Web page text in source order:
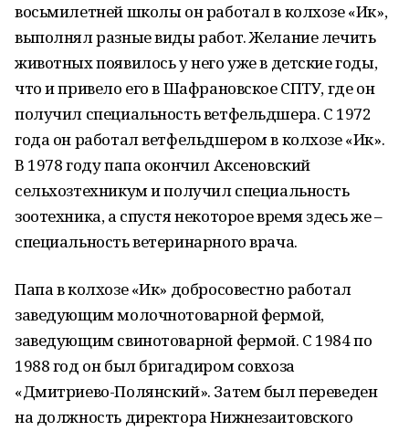
восьмилетней школы он работал в колхозе «Ик»,
выполнял разные виды работ. Желание лечить
животных появилось у него уже в детские годы,
что и привело его в Шафрановское СПТУ, где он
получил специальность ветфельдшера. С 1972
года он работал ветфельдшером в колхозе «Ик».
В 1978 году папа окончил Аксеновский
сельхозтехникум и получил специальность
зоотехника, а спустя некоторое время здесь же –
специальность ветеринарного врача.
Папа в колхозе «Ик» добросовестно работал
заведующим молочнотоварной фермой,
заведующим свинотоварной фермой. С 1984 по
1988 год он был бригадиром совхоза
«Дмитриево-Полянский». Затем был переведен
на должность директора Нижнезаитовского